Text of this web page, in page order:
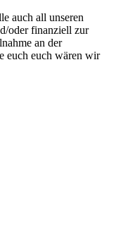
auch all unseren
oder finanziell zur
an der
euch euch wären wir